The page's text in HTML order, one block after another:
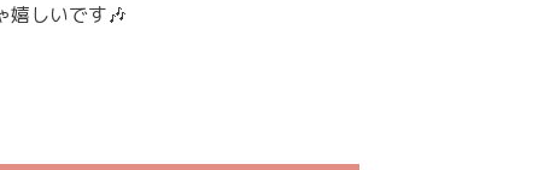
嬉しいです🎶